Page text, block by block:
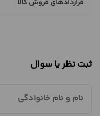
قراردادهای فروش کالا
ثبت نظر یا سوال
نام و نام خانوادگی